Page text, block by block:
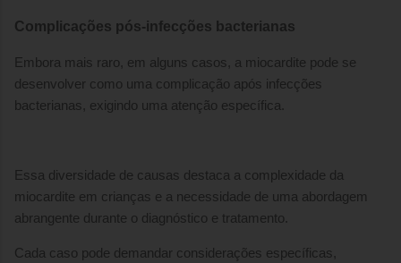
Complicações pós-infecções bacterianas
Embora mais raro, em alguns casos, a miocardite pode se
desenvolver como uma complicação após infecções
bacterianas, exigindo uma atenção específica.
Essa diversidade de causas destaca a complexidade da
miocardite em crianças e a necessidade de uma abordagem
abrangente durante o diagnóstico e tratamento.
Cada caso pode demandar considerações específicas,